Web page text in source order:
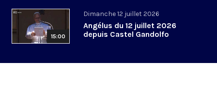
15:00
Dimanche 12 juillet 2026
Angélus du 12 juillet 2026
depuis Castel Gandolfo